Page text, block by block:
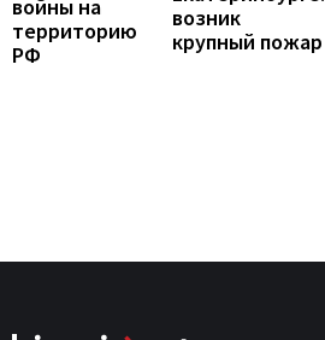
войны на
территорию
РФ
возник
крупный пожар